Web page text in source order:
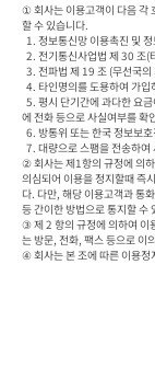
① 회사는 이용고객이 다음 각
할 수 있습니다.
에 전화 등으로 사실여부를 확
② 회사는 제1항의 규정에 의
의심되어 이용을 정지할때 즉
다. 다만, 해당 이용고객과 통
등 간이한 방법으로 통지할 수
③ 제 2 항의 규정에 의하여 이
는 방문, 전화, 팩스 등으로 이
④ 회사는 본 조에 따른 이용정